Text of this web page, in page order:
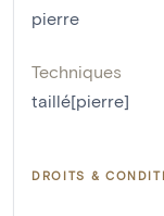
pierre
Techniques
taillé[pierre]
DROITS &